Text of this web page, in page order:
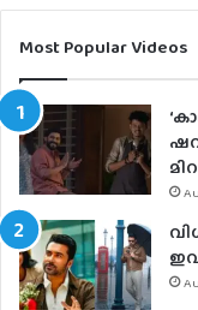
Most Popular Videos